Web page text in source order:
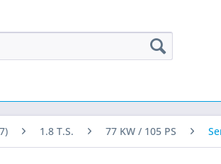
1.8 T.S. 77 KW / 105 PS